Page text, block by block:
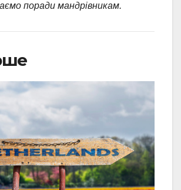
поради мандрівникам.